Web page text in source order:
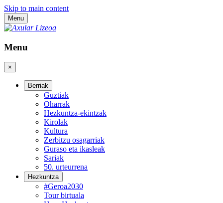
Skip to main content
Menu
Menu
×
Berriak
Guztiak
Oharrak
Hezkuntza-ekintzak
Kirolak
Kultura
Zerbitzu osagarriak
Guraso eta ikasleak
Sariak
50. urteurrena
Hezkuntza
#Geroa2030
Tour birtuala